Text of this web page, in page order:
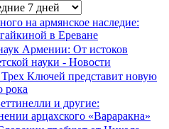
на армянское наследие:
в Ереване
Армении: От истоков
науки - Новости
Ключей представит новую
рока
и другие:
арцахского «Вараракна»